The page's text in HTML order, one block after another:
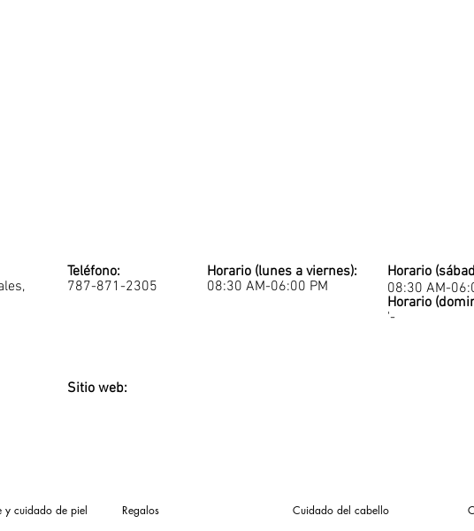
Teléfono:
787-871-2305
Horario (lunes a viernes):
08:30 AM-06:00 PM
Horario
08:30 AM-
Horario
'-
Sitio web:
y cuidado de piel Cuidado del cabello
Regalos